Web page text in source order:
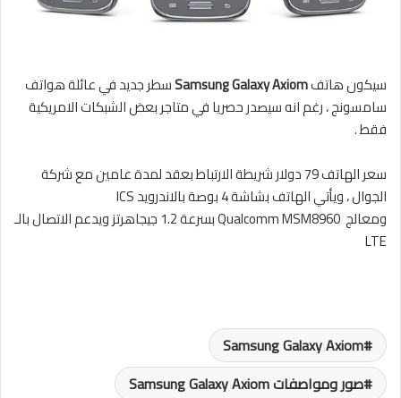
سيكون هاتفSamsung Galaxy Axiomسطر جديد في عائلة هواتف
سامسونج ، رغم انه سيصدر حصريا في متاجر بعض الشبكات الامريكية
فقط .
سعر الهاتف 79 دولار شريطة الارتباط بعقد لمدة عامين مع شركة
الجوال ، ويأتي الهاتف بشاشة 4 بوصة بالاندرويد ICS
ومعالج Qualcomm MSM8960 بسرعة 1.2 جيجاهرتز ويدعم الاتصال بالـ
LTE
Samsung Galaxy Axiom
صور ومواصفات Samsung Galaxy Axiom